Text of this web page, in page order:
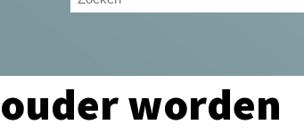
ouder worden